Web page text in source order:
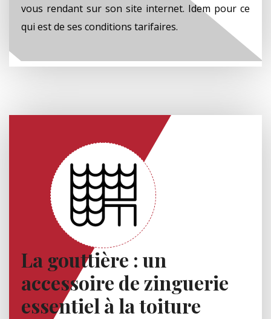
vous rendant sur son site internet. Idem pour ce
qui est de ses conditions tarifaires.
La gouttière : un
accessoire de zinguerie
essentiel à la toiture